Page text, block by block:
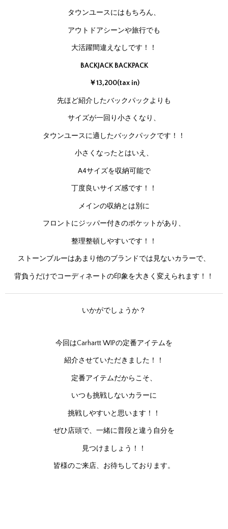
タウンユースにはもちろん、
アウトドアシーンや旅行でも
大活躍間違えなしです！！
BACKJACK BACKPACK
￥13,200(tax in)
先ほど紹介したバックパックよりも
サイズが一回り小さくなり、
タウンユースに適したバックパックです！！
小さくなったとはいえ、
A4サイズを収納可能で
丁度良いサイズ感です！！
メインの収納とは別に
フロントにジッパー付きのポケットがあり、
整理整頓しやすいです！！
ストーンブルーはあまり他のブランドでは見ないカラーで、
背負うだけでコーディネートの印象を大きく変えられます！！
いかがでしょうか？
今回はCarhartt WIPの定番アイテムを
紹介させていただきました！！
定番アイテムだからこそ、
いつも挑戦しないカラーに
挑戦しやすいと思います！！
ぜひ店頭で、一緒に普段と違う自分を
見つけましょう！！
皆様のご来店、お待ちしております。